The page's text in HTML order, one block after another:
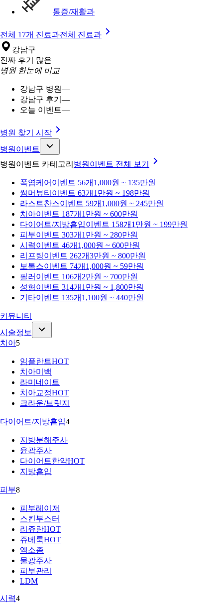
통증/재활과
전체 17개 진료과전체 진료과
강남구
진짜 후기 많은
병원 한눈에 비교
강남구 병원—
강남구 후기 —
오늘 이벤트—
병원 찾기 시작
병원이벤트
병원이벤트 카테고리 병원이벤트 전체 보기
폭염케어 이벤트 56개 1,000원 ~ 135만원
썸머뷰티 이벤트 63개 1만원 ~ 198만원
라스트찬스이벤트 59개 1,000원 ~ 245만원
치아이벤트 187개 1만원 ~ 600만원
다이어트/지방흡입이벤트 158개 1만원 ~ 199만원
피부이벤트 303개 1만원 ~ 280만원
시력이벤트 46개 1,000원 ~ 600만원
리프팅이벤트 262개3만원 ~ 800만원
보톡스이벤트 74개 1,000원 ~ 59만원
필러 이벤트 106개 2만원 ~ 700만원
성형이벤트 314개 1만원 ~ 1,800만원
기타이벤트 135개 1,100원 ~ 440만원
커뮤니티
시술정보
치아5
임플란트HOT
치아미백
라미네이트
치아교정HOT
크라운/브릿지
다이어트/지방흡입4
지방분해주사
윤곽주사
다이어트한약HOT
지방흡입
피부8
피부레이저
스킨부스터
리쥬란HOT
쥬베룩HOT
엑소좀
물광주사
피부관리
LDM
시력4